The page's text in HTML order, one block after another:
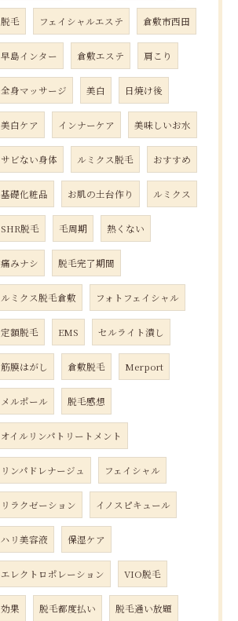
脱毛 フェイシャルエステ 倉敷市西田
早島インター 倉敷エステ 肩こり
全身マッサージ 美白 日焼け後
美白ケア インナーケア 美味しいお水
サビない身体 ルミクス脱毛 おすすめ
基礎化粧品 お肌の土台作り ルミクス
SHR脱毛 毛周期 熱くない
痛みナシ 脱毛完了期間
ルミクス脱毛倉敷 フォトフェイシャル
定額脱毛 EMS セルライト潰し
筋膜はがし 倉敷脱毛 Merport
メルポール 脱毛感想
オイルリンパトリートメント
リンパドレナージュ フェイシャル
リラクゼーション イノスピキュール
ハリ美容液 保湿ケア
エレクトロポレーション VIO脱毛
効果 脱毛都度払い 脱毛通い放題